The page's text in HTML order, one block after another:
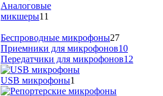
Аналоговые
микшеры11
Беспроводные микрофоны27
Приемники для микрофонов10
Передатчики для микрофонов12
USB микрофоны1